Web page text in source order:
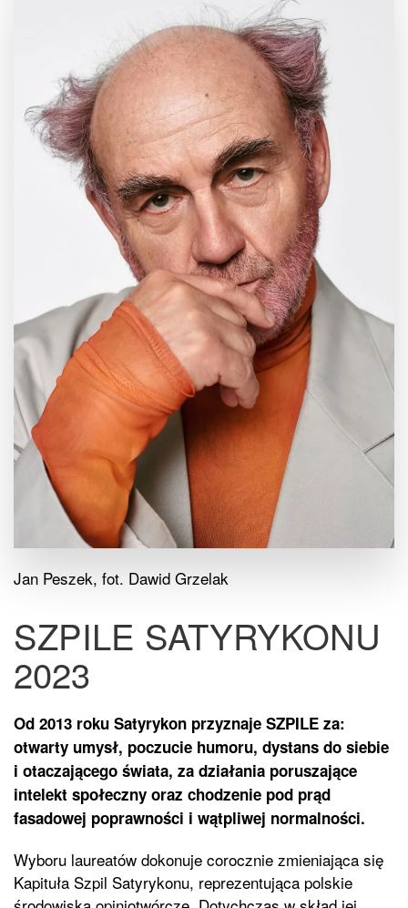
Jan Peszek, fot. Dawid Grzelak
SZPILE SATYRYKONU
2023
Od 2013 roku Satyrykon przyznaje SZPILE za:
otwarty umysł, poczucie humoru, dystans do siebie
i otaczającego świata, za działania poruszające
intelekt społeczny oraz chodzenie pod prąd
fasadowej poprawności i wątpliwej normalności.
Wyboru laureatów dokonuje corocznie zmieniająca się
Kapituła Szpil Satyrykonu, reprezentująca polskie